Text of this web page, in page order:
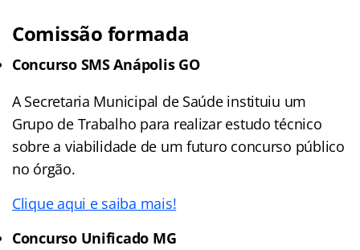
Comissão formada
Concurso SMS Anápolis GO
A Secretaria Municipal de Saúde instituiu um
Grupo de Trabalho para realizar estudo técnico
sobre a viabilidade de um futuro concurso público
no órgão.
Clique aqui e saiba mais!
Concurso Unificado MG